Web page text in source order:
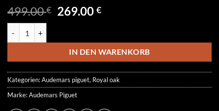
499.00€ Ursprünglicher
499.00 €
269.00€Aktueller
269.00 €.
IN DEN WARENKORB
Kategorien:Audemars piguet, Royal oak
Marke:Audemars Piguet